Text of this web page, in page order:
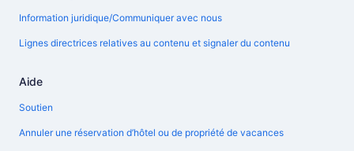
Information juridique/Communiquer avec nous
Lignes directrices relatives au contenu et signaler du contenu
Aide
Soutien
Annuler une réservation d’hôtel ou de propriété de vacances